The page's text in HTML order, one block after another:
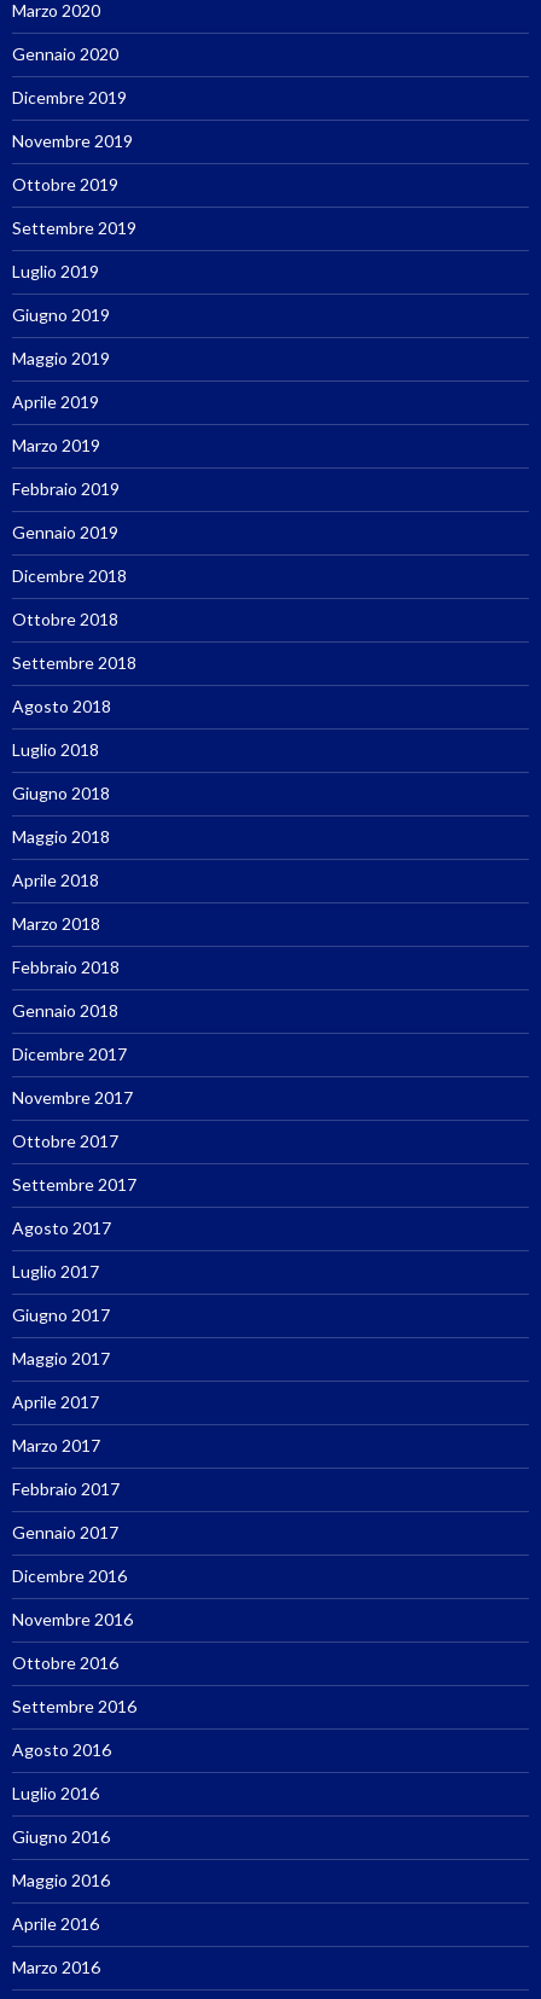
Marzo 2020
Gennaio 2020
Dicembre 2019
Novembre 2019
Ottobre 2019
Settembre 2019
Luglio 2019
Giugno 2019
Maggio 2019
Aprile 2019
Marzo 2019
Febbraio 2019
Gennaio 2019
Dicembre 2018
Ottobre 2018
Settembre 2018
Agosto 2018
Luglio 2018
Giugno 2018
Maggio 2018
Aprile 2018
Marzo 2018
Febbraio 2018
Gennaio 2018
Dicembre 2017
Novembre 2017
Ottobre 2017
Settembre 2017
Agosto 2017
Luglio 2017
Giugno 2017
Maggio 2017
Aprile 2017
Marzo 2017
Febbraio 2017
Gennaio 2017
Dicembre 2016
Novembre 2016
Ottobre 2016
Settembre 2016
Agosto 2016
Luglio 2016
Giugno 2016
Maggio 2016
Aprile 2016
Marzo 2016